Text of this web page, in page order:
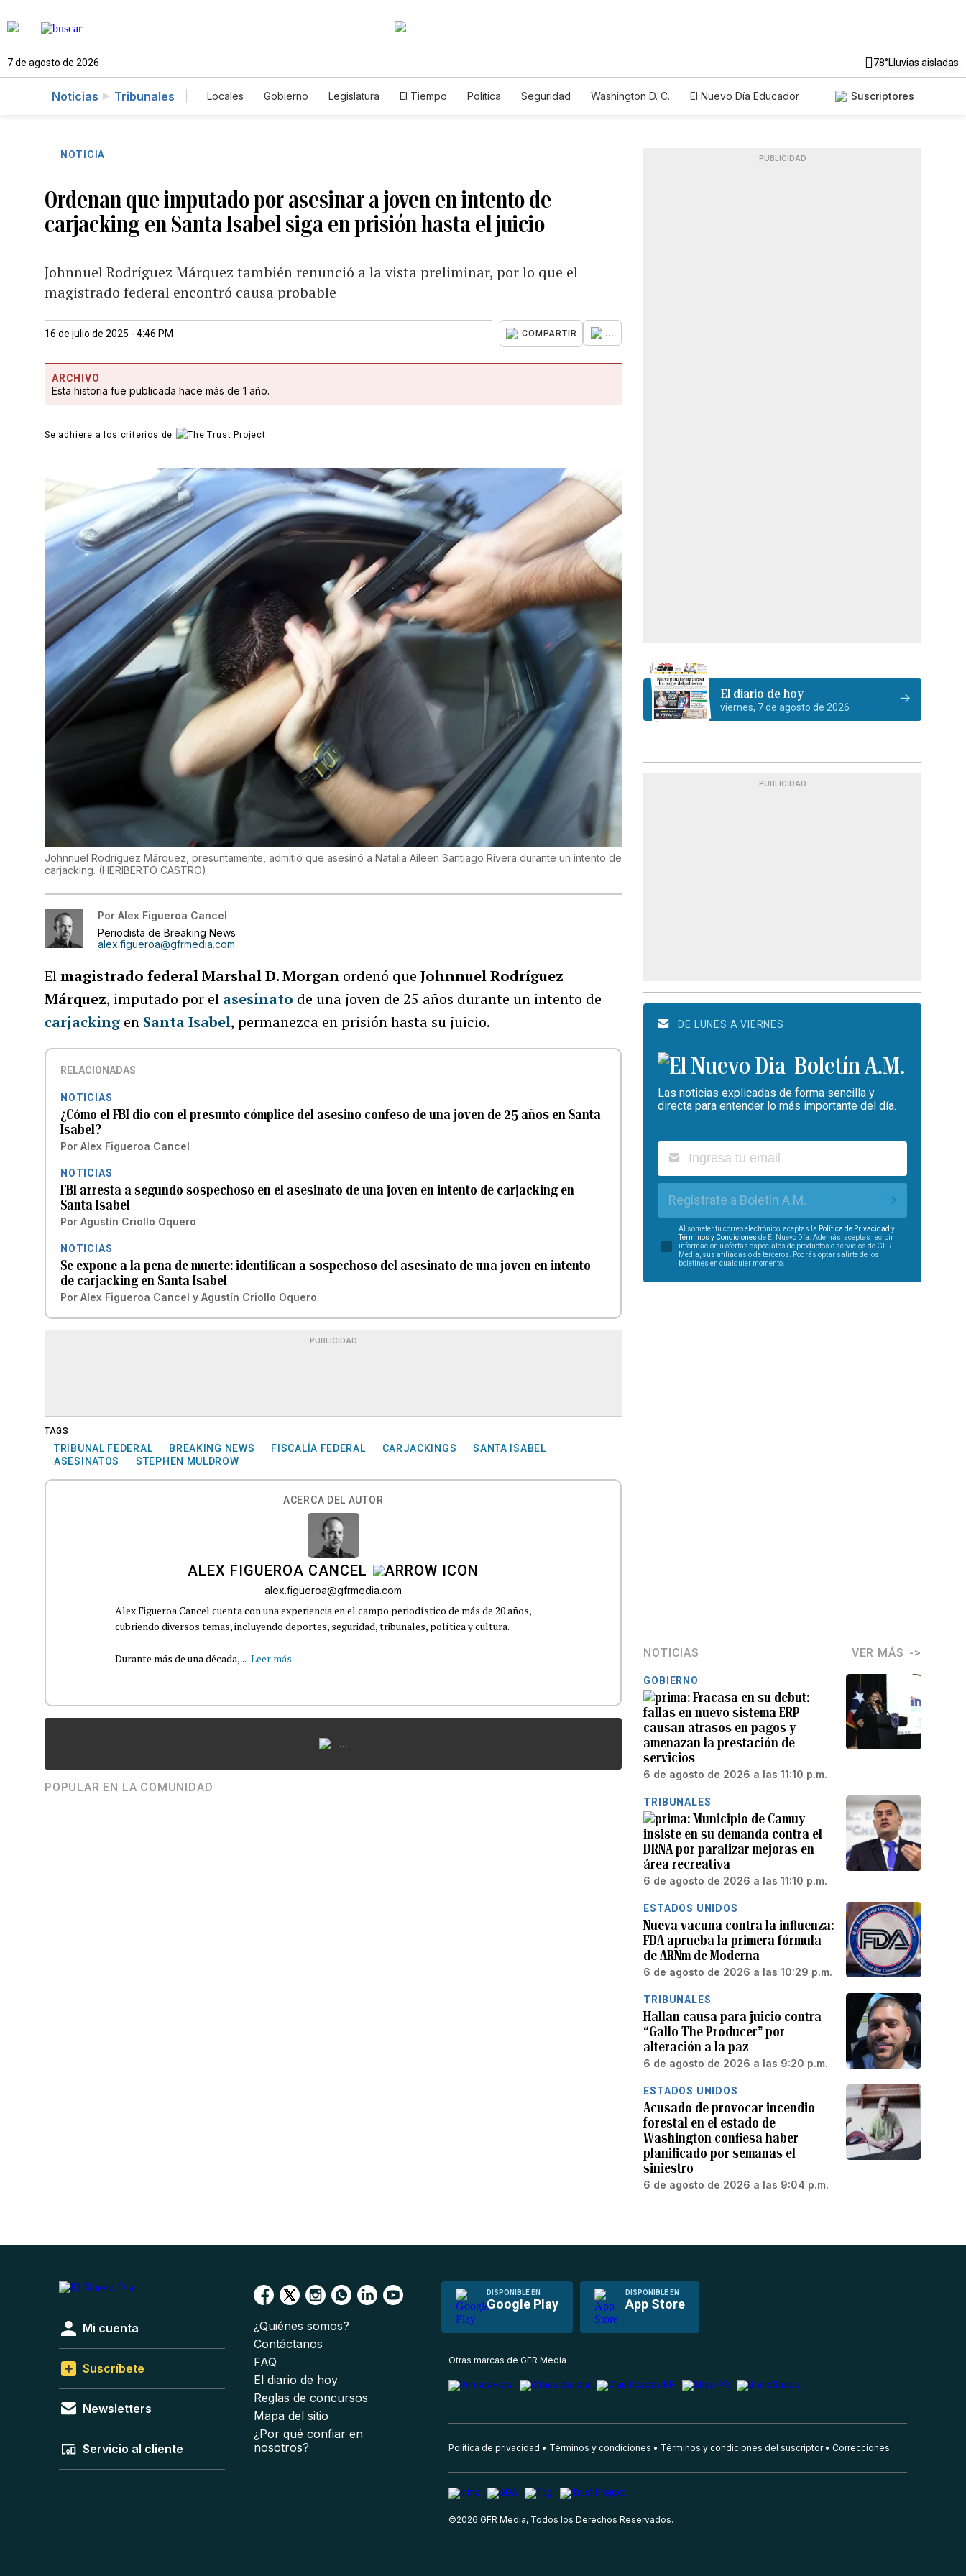
7 de agosto de 2026 78°Lluvias aisladas
Noticias Tribunales Locales Gobierno Legislatura El Tiempo Política Seguridad Washington D. C.
El Nuevo Día Educador
Suscriptores
NOTICIA
Ordenan que imputado por asesinar a joven en intento de
carjacking en Santa Isabel siga en prisión hasta el juicio
Johnnuel Rodríguez Márquez también renunció a la vista preliminar, por lo que el
magistrado federal encontró causa probable
16 de julio de 2025 - 4:46 PM COMPARTIR ...
ARCHIVO
Esta historia fue publicada hace más de 1 año.
Se adhiere a los criterios de
Johnnuel Rodríguez Márquez, presuntamente, admitió que asesinó a Natalia Aileen Santiago Rivera durante un intento de
carjacking. (HERIBERTO CASTRO)
Por Alex Figueroa Cancel
Periodista de Breaking News
alex.figueroa@gfrmedia.com
Elmagistrado federal Marshal D. Morgan ordenó queJohnnuel Rodríguez
Márquez, imputado por el asesinato de una joven de 25 años durante un intento de
carjacking en Santa Isabel, permanezca en prisión hasta su juicio.
RELACIONADAS
NOTICIAS
¿Cómo el FBI dio con el presunto cómplice del asesino confeso de una joven de 25 años en Santa
Isabel?
Por Alex Figueroa Cancel
NOTICIAS
FBI arresta a segundo sospechoso en el asesinato de una joven en intento de carjacking en
Santa Isabel
Por Agustín Criollo Oquero
NOTICIAS
Se expone a la pena de muerte: identifican a sospechoso del asesinato de una joven en intento
de carjacking en Santa Isabel
Por Alex Figueroa Cancel yAgustín Criollo Oquero
PUBLICIDAD
TAGS
TRIBUNAL FEDERAL BREAKING NEWS FISCALÍA FEDERAL CARJACKINGS
SANTA ISABEL
ASESINATOS
STEPHEN MULDROW
ACERCA DEL AUTOR
ALEX FIGUEROA CANCEL
alex.figueroa@gfrmedia.com
Alex Figueroa Cancel cuenta con una experiencia en el campo periodístico de más de 20 años,
cubriendo diversos temas, incluyendo deportes, seguridad, tribunales, política y cultura.
Durante más de una década,... Leer más
...
POPULAR EN LA COMUNIDAD
PUBLICIDAD
El diario de hoy
viernes, 7 de agosto de 2026
PUBLICIDAD
DE LUNES A VIERNES
Boletín A.M.
Las noticias explicadas de forma sencilla y
directa para entender lo más importante del día.
Regístrate a Boletín A.M.
Al someter tu correo electrónico, aceptas la Política de Privacidad y
Términos y Condiciones de El Nuevo Día. Además, aceptas recibir
información u ofertas especiales de productos o servicios de GFR
Media, sus afiliadas o de terceros. Podrás optar salirte de los
boletines en cualquier momento.
NOTICIAS VER MÁS
GOBIERNO
Fracasa en su debut:
fallas en nuevo sistema ERP
causan atrasos en pagos y
amenazan la prestación de
servicios
6 de agosto de 2026 a las 11:10 p.m.
TRIBUNALES
Municipio de Camuy
insiste en su demanda contra el
DRNA por paralizar mejoras en
área recreativa
6 de agosto de 2026 a las 11:10 p.m.
ESTADOS UNIDOS
Nueva vacuna contra la influenza:
FDA aprueba la primera fórmula
de ARNm de Moderna
6 de agosto de 2026 a las 10:29 p.m.
TRIBUNALES
Hallan causa para juicio contra
“Gallo The Producer” por
alteración a la paz
6 de agosto de 2026 a las 9:20 p.m.
ESTADOS UNIDOS
Acusado de provocar incendio
forestal en el estado de
Washington confiesa haber
planificado por semanas el
siniestro
6 de agosto de 2026 a las 9:04 p.m.
DISPONIBLE EN
Google Play
DISPONIBLE EN
App Store
Mi cuenta
Suscríbete
Newsletters
Servicio al cliente
¿Quiénes somos?
Contáctanos
FAQ
El diario de hoy
Reglas de concursos
Mapa del sitio
¿Por qué confiar en
nosotros?
Otras marcas de GFR Media
Política de privacidad Términos y condiciones Términos y condiciones del suscriptor Correcciones
©2026 GFR Media, Todos los Derechos Reservados.